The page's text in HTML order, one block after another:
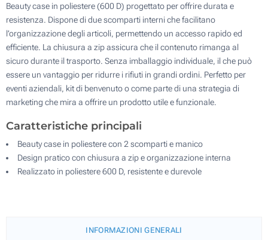
Beauty case in poliestere (600 D) progettato per offrire durata e
resistenza. Dispone di due scomparti interni che facilitano
l’organizzazione degli articoli, permettendo un accesso rapido ed
efficiente. La chiusura a zip assicura che il contenuto rimanga al
sicuro durante il trasporto. Senza imballaggio individuale, il che può
essere un vantaggio per ridurre i rifiuti in grandi ordini. Perfetto per
eventi aziendali, kit di benvenuto o come parte di una strategia di
marketing che mira a offrire un prodotto utile e funzionale.
Caratteristiche principali
Beauty case in poliestere con 2 scomparti e manico
Design pratico con chiusura a zip e organizzazione interna
Realizzato in poliestere 600 D, resistente e durevole
INFORMAZIONI GENERALI